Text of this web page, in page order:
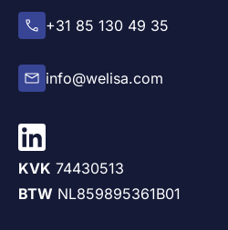
+31 85 130 49 35
info@welisa.com
KVK 74430513
BTW NL859895361B01